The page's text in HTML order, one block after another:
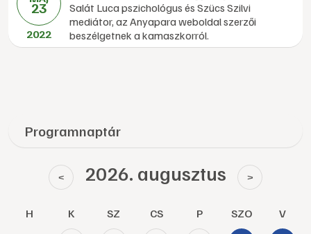
23
2022
Salát Luca pszichológus és Szücs Szilvi
mediátor, az Anyapara weboldal szerzői
beszélgetnek a kamaszkorról.
Programnaptár
< 2026. augusztus >
H K SZ CS P SZO V